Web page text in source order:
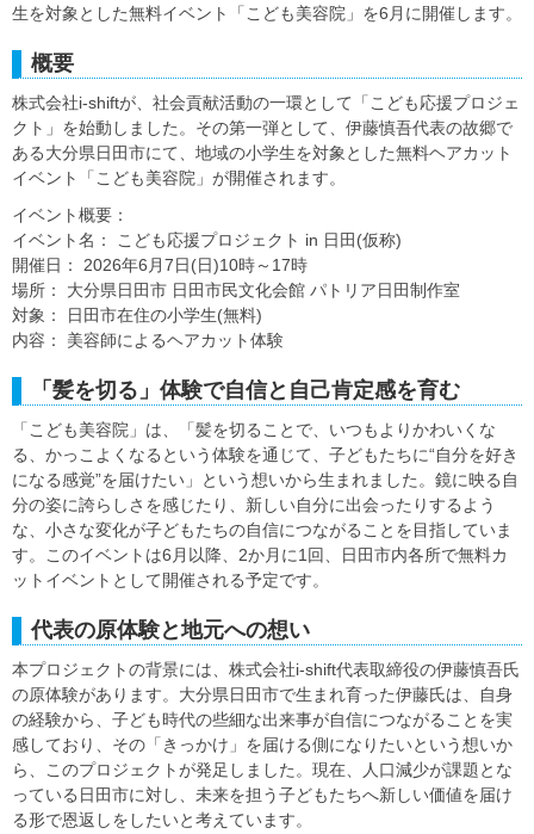
生を対象とした無料イベント「こども美容院」を6月に開催します。
概要
株式会社i-shiftが、社会貢献活動の一環として「こども応援プロジェ
クト」を始動しました。その第一弾として、伊藤慎吾代表の故郷で
ある大分県日田市にて、地域の小学生を対象とした無料ヘアカット
イベント「こども美容院」が開催されます。
イベント概要：
イベント名： こども応援プロジェクト in 日田(仮称)
開催日： 2026年6月7日(日)10時～17時
場所： 大分県日田市 日田市民文化会館 パトリア日田制作室
対象： 日田市在住の小学生(無料)
内容： 美容師によるヘアカット体験
「髪を切る」体験で自信と自己肯定感を育む
「こども美容院」は、「髪を切ることで、いつもよりかわいくな
る、かっこよくなるという体験を通じて、子どもたちに“自分を好き
になる感覚”を届けたい」という想いから生まれました。鏡に映る自
分の姿に誇らしさを感じたり、新しい自分に出会ったりするよう
な、小さな変化が子どもたちの自信につながることを目指していま
す。このイベントは6月以降、2か月に1回、日田市内各所で無料カ
ットイベントとして開催される予定です。
代表の原体験と地元への想い
本プロジェクトの背景には、株式会社i-shift代表取締役の伊藤慎吾氏
の原体験があります。大分県日田市で生まれ育った伊藤氏は、自身
の経験から、子ども時代の些細な出来事が自信につながることを実
感しており、その「きっかけ」を届ける側になりたいという想いか
ら、このプロジェクトが発足しました。現在、人口減少が課題とな
っている日田市に対し、未来を担う子どもたちへ新しい価値を届け
る形で恩返しをしたいと考えています。